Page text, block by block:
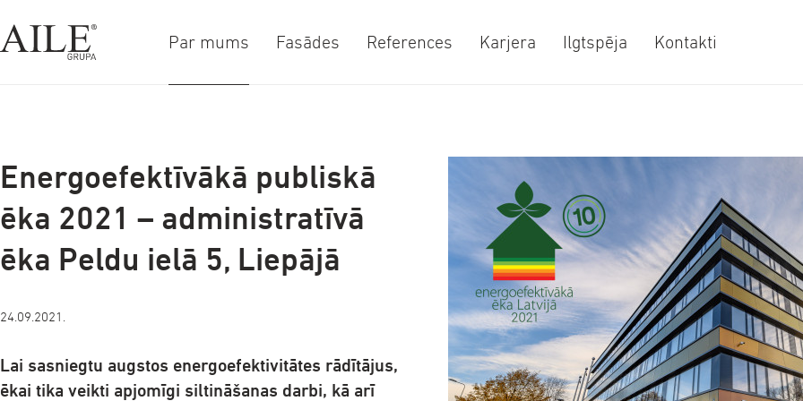
Par mums Fasādes References Karjera Ilgtspēja Kontakti
Energoefektīvākā publiskā
ēka 2021 – administratīvā
ēka Peldu ielā 5, Liepājā
24.09.2021.
Lai sasniegtu augstos energoefektivitātes rādītājus,
ēkai tika veikti apjomīgi siltināšanas darbi, kā arī